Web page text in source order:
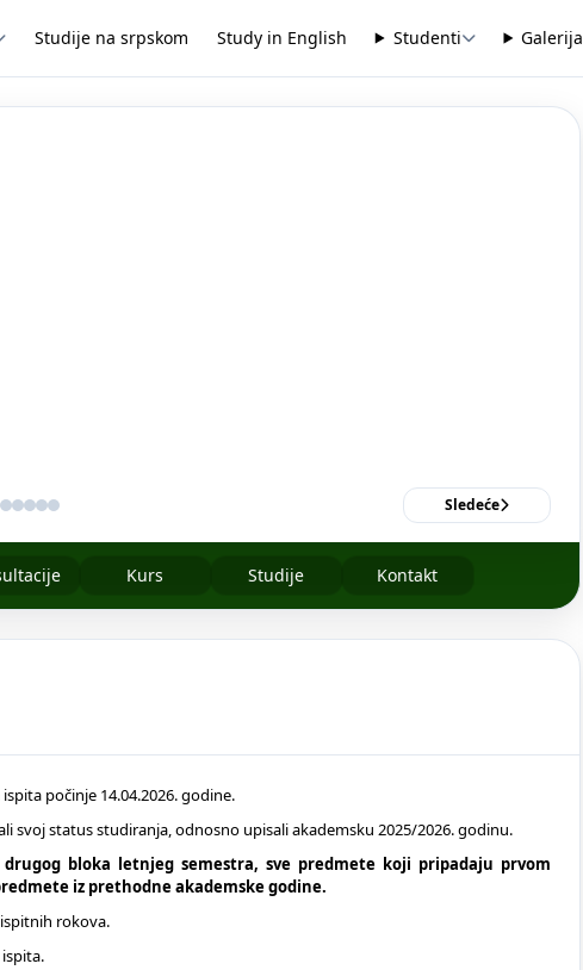
Studije na srpskom Study in English Studenti Galerija
Sledeće
Kurs Studije Kontakt
počinje 14.04.2026. godine.
status studiranja, odnosno upisali akademsku 2025/2026. godinu.
bloka letnjeg semestra, sve predmete koji pripadaju prvom
iz prethodne akademske godine.
rokova.